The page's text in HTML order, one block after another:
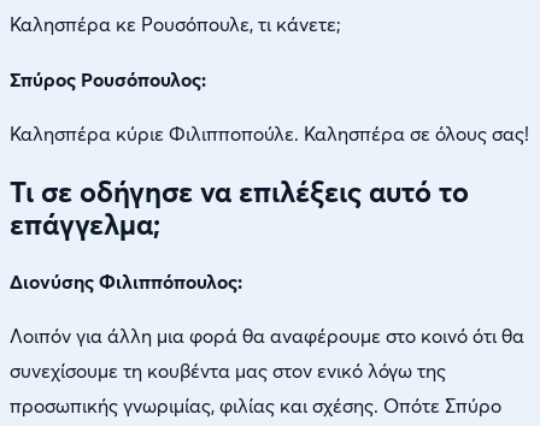
Καλησπέρα κε Ρουσόπουλε, τι κάνετε;
Σπύρος Ρουσόπουλος:
Καλησπέρα κύριε Φιλιπποπούλε. Καλησπέρα σε όλους σας!
Τι σε οδήγησε να επιλέξεις αυτό το
επάγγελμα;
Διονύσης Φιλιππόπουλος:
Λοιπόν για άλλη μια φορά θα αναφέρουμε στο κοινό ότι θα
συνεχίσουμε τη κουβέντα μας στον ενικό λόγω της
προσωπικής γνωριμίας, φιλίας και σχέσης. Οπότε Σπύρο